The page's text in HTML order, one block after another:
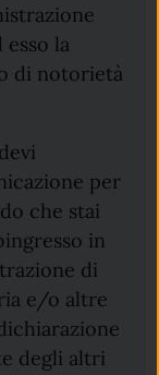
esso la
di notorietà
devi
per
che stai
in
di
e/o altre
degli altri